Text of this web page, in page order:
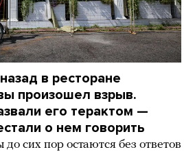
в ресторане
произошел взрыв.
его терактом —
о нем говорить
сих пор остаются без ответов